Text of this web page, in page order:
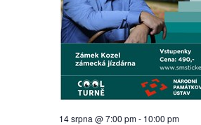
14 srpna @ 7:00 pm- 10:00 pm